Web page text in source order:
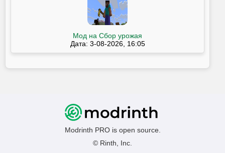
Мод на Сбор урожая
Дата: 3-08-2026, 16:05
Modrinth PRO is open source.
© Rinth, Inc.